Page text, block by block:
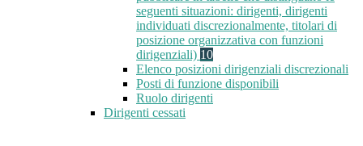
seguenti situazioni: dirigenti, dirigenti
individuati discrezionalmente, titolari di
posizione organizzativa con funzioni
dirigenziali) 10
Elenco posizioni dirigenziali discrezionali
Posti di funzione disponibili
Ruolo dirigenti
Dirigenti cessati